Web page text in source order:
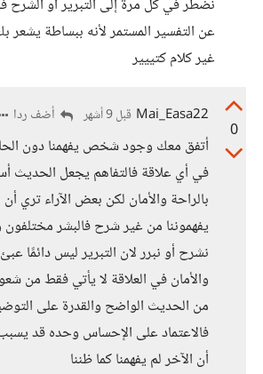
نضطر في كل مرة إلى التبرير أو الشرح
عن التفسير المستمر لأنه ببساطة
غير كلام كتييير
0
Mai_Easa22 قبل 9 أشهر أضف ردا
أتفق معك وجود شخص يفهمنا دون
في أي علاقة فالتفاهم يجعل الحديث
بالراحة والأمان لكن بعض الآراء تري
يفهموننا من غير شرح فالبشر مختلفون
نشرح أو نبرر لان التبرير ليس دائمًا
والأمان في العلاقة لا يأتي فقط من
من الحديث الواضح والقدرة على
فالاعتماد على الإحساس وحده قد
أن الآخر لم يفهمنا كما ظننا